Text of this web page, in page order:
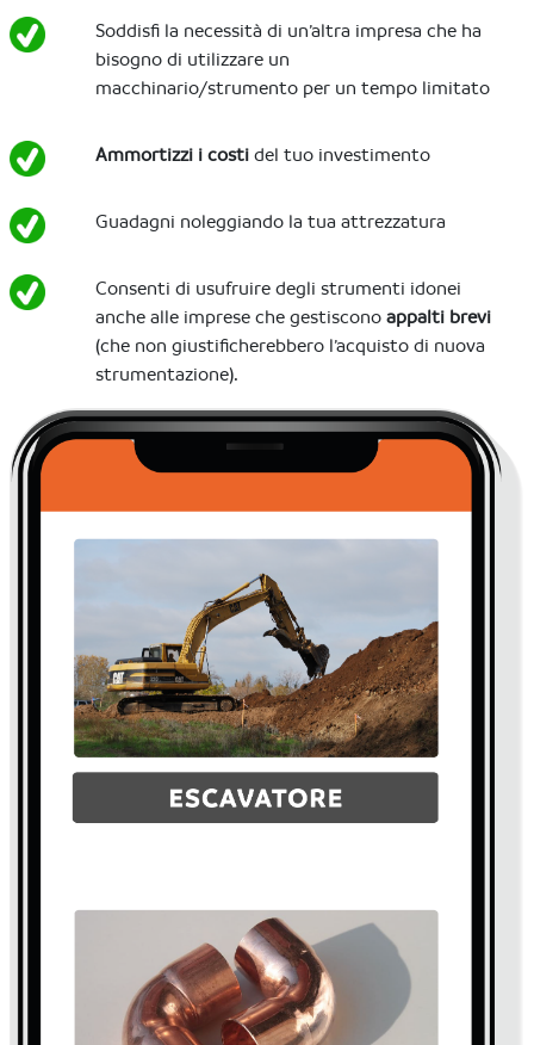
Soddisfi la necessità di un’altra impresa che ha
bisogno di utilizzare un
macchinario/strumento per un tempo limitato
Ammortizzi i costi del tuo investimento
Guadagni noleggiando la tua attrezzatura
Consenti di usufruire degli strumenti idonei
anche alle imprese che gestiscono appalti brevi
(che non giustificherebbero l’acquisto di nuova
strumentazione).